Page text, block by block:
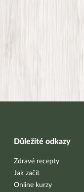
Důležité odkazy
Zdravé recepty
Jak začít
Online kurzy